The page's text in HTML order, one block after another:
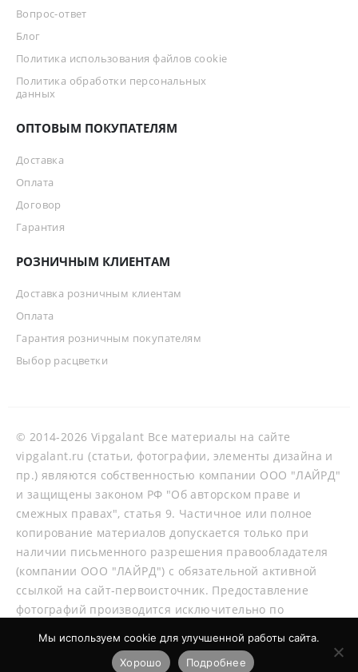
Вопрос-ответ
Блог
Политика использования файлов cookie
Политика обработки персональных
данных
ОПТОВЫМ ПОКУПАТЕЛЯМ
Доставка
Оплата
Договор
Гарантия
РОЗНИЧНЫМ КЛИЕНТАМ
Доставка розничным клиентам
Оплата
Гарантия розничным покупателям
Выбор расцветки
© 2014-2026 Vipgalant Все материалы на сайте
vipgalant.ru (статьи, фотографии, элементы дизайна и
пр.) являются собственностью компании ООО "ЛАЙРД"
и защищены законом РФ "Об авторском праве и
смежных правах", статья 9. Частичное или полное
копирование материалов допускается только при
наличии письменного разрешения правообладателя
(компании ООО "ЛАЙРД") с обязательной активной
ссылкой на сайт-первоисточник. Предоставление
фотографий производится исключительно по
Мы используем cookie для улучшенной работы сайта.
Хорошо
Подробнее